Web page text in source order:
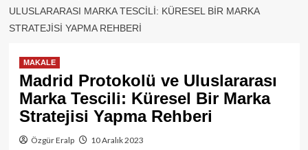
ULUSLARARASI MARKA TESCILI: KÜRESEL BIR MARKA
STRATEJISI YAPMA REHBERI
MAKALE
Madrid Protokolü ve Uluslararası
Marka Tescili: Küresel Bir Marka
Stratejisi Yapma Rehberi
Özgür Eralp 10 Aralık 2023